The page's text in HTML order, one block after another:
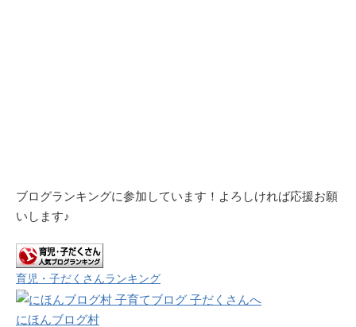
ブログランキングに参加しています！よろしければ応援お願
いします♪
育児・子だくさんランキング
にほんブログ村